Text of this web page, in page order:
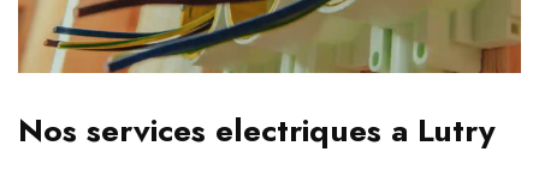
Nos services electriques a Lutry